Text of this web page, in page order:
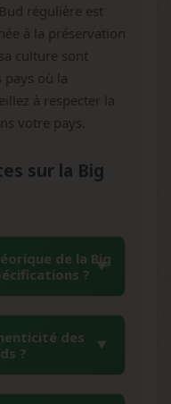
régulière est
à la préservation
culture sont
où la
à respecter la
votre pays.
sur la Big
de la Big
?
de Sensi Seeds,
un potentiel de
en conditions
des
?
Seeds Big Bud